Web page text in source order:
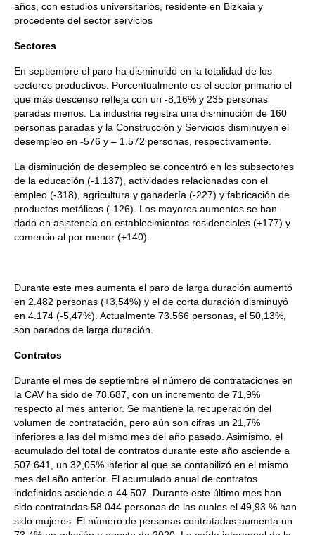
años, con estudios universitarios, residente en Bizkaia y
procedente del sector servicios
Sectores
En septiembre el paro ha disminuido en la totalidad de los
sectores productivos. Porcentualmente es el sector primario el
que más descenso refleja con un -8,16% y 235 personas
paradas menos. La industria registra una disminución de 160
personas paradas y la Construcción y Servicios disminuyen el
desempleo en -576 y – 1.572 personas, respectivamente.
La disminución de desempleo se concentró en los subsectores
de la educación (-1.137), actividades relacionadas con el
empleo (-318), agricultura y ganadería (-227) y fabricación de
productos metálicos (-126). Los mayores aumentos se han
dado en asistencia en establecimientos residenciales (+177) y
comercio al por menor (+140).
Durante este mes aumenta el paro de larga duración aumentó
en 2.482 personas (+3,54%) y el de corta duración disminuyó
en 4.174 (-5,47%). Actualmente 73.566 personas, el 50,13%,
son parados de larga duración.
Contratos
Durante el mes de septiembre el número de contrataciones en
la CAV ha sido de 78.687, con un incremento de 71,9%
respecto al mes anterior. Se mantiene la recuperación del
volumen de contratación, pero aún son cifras un 21,7%
inferiores a las del mismo mes del año pasado. Asimismo, el
acumulado del total de contratos durante este año asciende a
507.641, un 32,05% inferior al que se contabilizó en el mismo
mes del año anterior. El acumulado anual de contratos
indefinidos asciende a 44.507. Durante este último mes han
sido contratadas 58.044 personas de las cuales el 49,93 % han
sido mujeres. El número de personas contratadas aumenta un